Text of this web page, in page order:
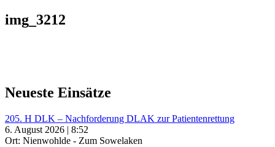
img_3212
Neueste Einsätze
205. H DLK – Nachforderung DLAK zur Patientenrettung
6. August 2026 | 8:52
Ort: Nienwohlde - Zum Sowelaken